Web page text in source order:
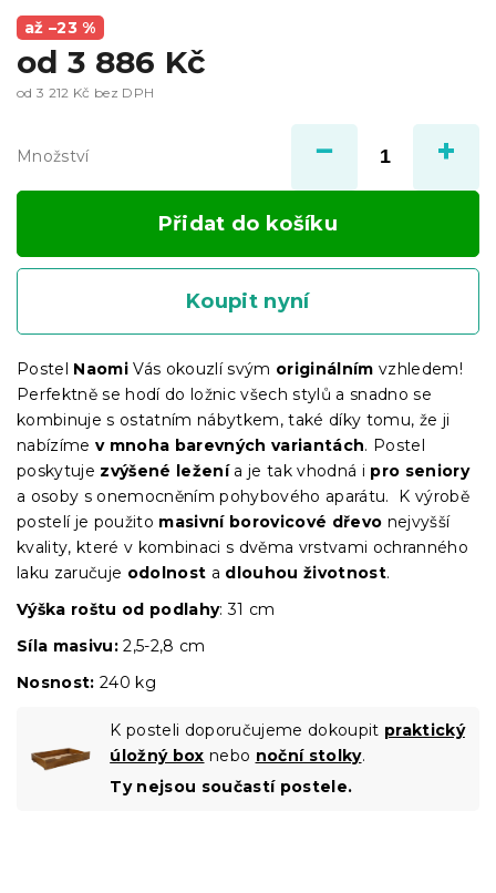
až –23 %
od 3 886 Kč
od 3 212 Kč bez DPH
Množství
Přidat do košíku
Koupit nyní
Postel Naomi Vás okouzlí svým originálním vzhledem!
Perfektně se hodí do ložnic všech stylů a snadno se
kombinuje s ostatním nábytkem, také díky tomu, že ji
nabízíme v mnoha barevných variantách. Postel
poskytuje zvýšené leženía je tak vhodná i pro seniory
a osoby s onemocněním pohybového aparátu. K výrobě
postelí je použito masivní borovicové dřevo nejvyšší
kvality, které v kombinaci s dvěma vrstvami ochranného
laku zaručuje odolnost a dlouhou životnost.
Výška roštu od podlahy: 31 cm
Síla masivu: 2,5-2,8 cm
Nosnost: 240 kg
K posteli doporučujeme dokoupit praktický
úložný box nebo noční stolky.
Ty nejsou součastí postele.